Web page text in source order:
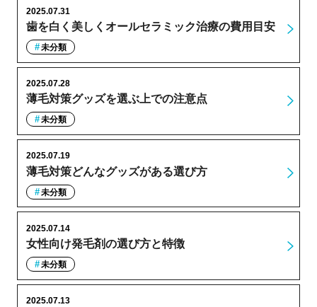
歯を白く美しくオールセラミック治療の費用目安
2025.07.31
未分類
薄毛対策グッズを選ぶ上での注意点
2025.07.28
未分類
薄毛対策どんなグッズがある選び方
2025.07.19
未分類
女性向け発毛剤の選び方と特徴
2025.07.14
未分類
2025.07.13